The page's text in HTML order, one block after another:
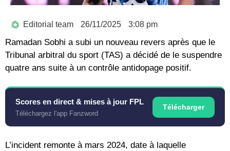
Editorial team 26/11/2025 3:08 pm
Ramadan Sobhi a subi un nouveau revers après que le
Tribunal arbitral du sport (TAS) a décidé de le suspendre
quatre ans suite à un contrôle antidopage positif.
Scores en direct & mises à jour FPL
Téléchargez l'app Fanzword
Télécharger
L’incident remonte à mars 2024, date à laquelle